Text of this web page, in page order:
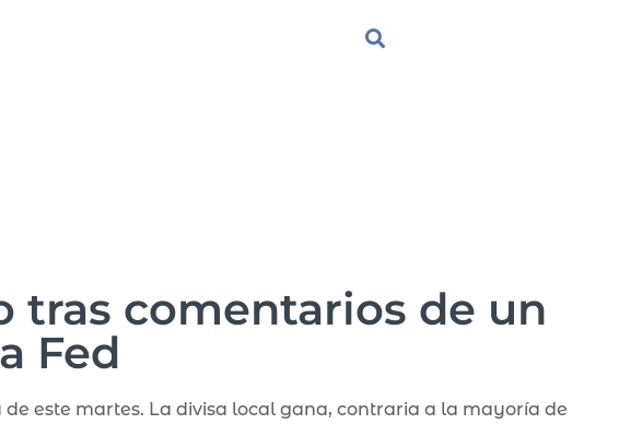
tras comentarios de un
Fed
este martes. La divisa local gana, contraria a la mayoría de